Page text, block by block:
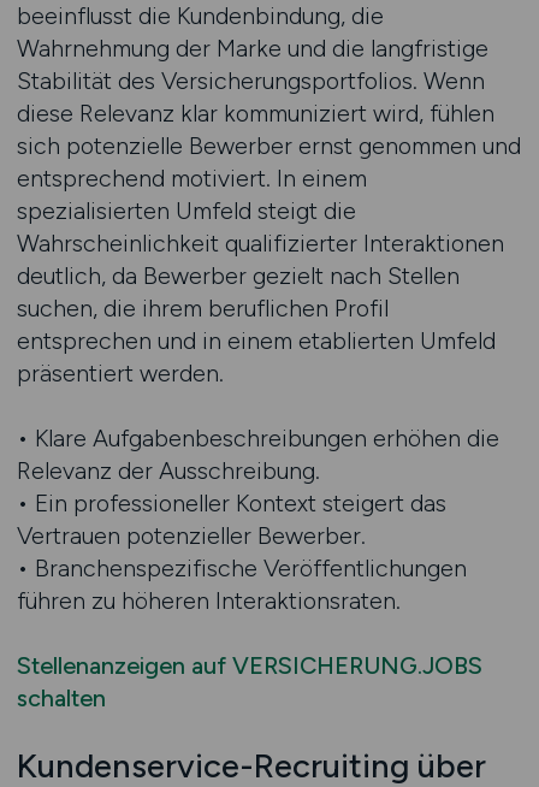
beeinflusst die Kundenbindung, die
Wahrnehmung der Marke und die langfristige
Stabilität des Versicherungsportfolios. Wenn
diese Relevanz klar kommuniziert wird, fühlen
sich potenzielle Bewerber ernst genommen und
entsprechend motiviert. In einem
spezialisierten Umfeld steigt die
Wahrscheinlichkeit qualifizierter Interaktionen
deutlich, da Bewerber gezielt nach Stellen
suchen, die ihrem beruflichen Profil
entsprechen und in einem etablierten Umfeld
präsentiert werden.
• Klare Aufgabenbeschreibungen erhöhen die
Relevanz der Ausschreibung.
• Ein professioneller Kontext steigert das
Vertrauen potenzieller Bewerber.
• Branchenspezifische Veröffentlichungen
führen zu höheren Interaktionsraten.
Stellenanzeigen auf VERSICHERUNG.JOBS
schalten
Kundenservice-Recruiting über